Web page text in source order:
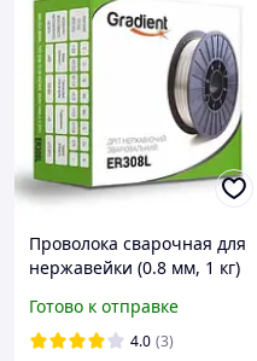
Проволока сварочная для
нержавейки (0.8 мм, 1 кг)
полуавтомата
Готово к отправке
4.0 (3)